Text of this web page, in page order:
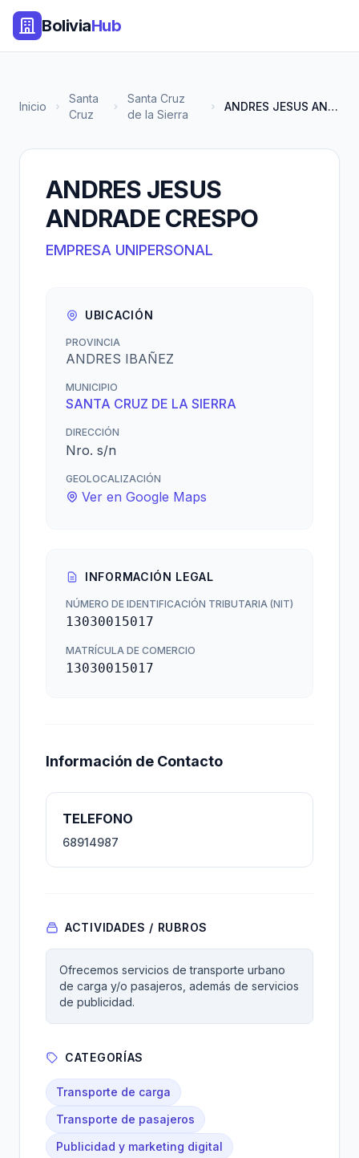
BoliviaHub
Inicio
Santa
Cruz
Santa Cruz
de la Sierra
ANDRES JESUS ANDRADE CRESPO
ANDRES JESUS
ANDRADE CRESPO
EMPRESA UNIPERSONAL
UBICACIÓN
PROVINCIA
ANDRES IBAÑEZ
MUNICIPIO
SANTA CRUZ DE LA SIERRA
DIRECCIÓN
Nro. s/n
GEOLOCALIZACIÓN
Ver en Google Maps
INFORMACIÓN LEGAL
NÚMERO DE IDENTIFICACIÓN TRIBUTARIA (NIT)
13030015017
MATRÍCULA DE COMERCIO
13030015017
Información de Contacto
TELEFONO
68914987
ACTIVIDADES / RUBROS
Ofrecemos servicios de transporte urbano
de carga y/o pasajeros, además de servicios
de publicidad.
CATEGORÍAS
Transporte de carga
Transporte de pasajeros
Publicidad y marketing digital